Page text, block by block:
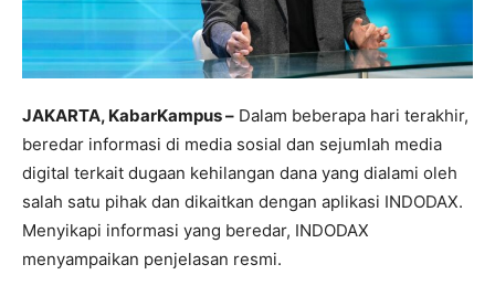
JAKARTA, KabarKampus – Dalam beberapa hari terakhir,
beredar informasi di media sosial dan sejumlah media
digital terkait dugaan kehilangan dana yang dialami oleh
salah satu pihak dan dikaitkan dengan aplikasi INDODAX.
Menyikapi informasi yang beredar, INDODAX
menyampaikan penjelasan resmi.